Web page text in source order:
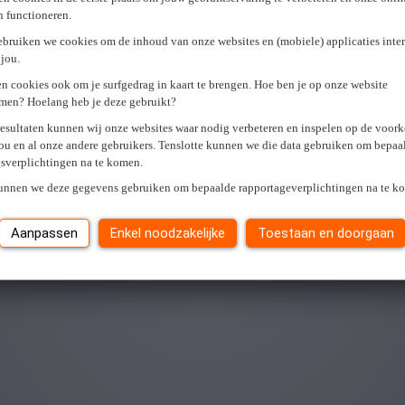
functioneren.
we cookies om de inhoud van onze websites en (mobiele) applicaties
cookies ook om je surfgedrag in kaart te brengen. Hoe ben je op onze website
Hoelang heb je deze gebruikt?
kunnen wij onze websites waar nodig verbeteren en inspelen op de
en al onze andere gebruikers. Tenslotte kunnen we die data gebruiken om
na te komen.
we deze gegevens gebruiken om bepaalde rapportageverplichtingen na te
Aanpassen Enkel noodzakelijke Toestaan en doorgaan